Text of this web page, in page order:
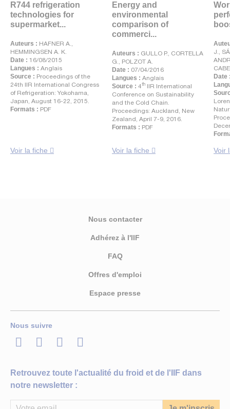
R744 refrigeration
technologies for
supermarket...
Auteurs : HAFNER A.,
HEMMINGSEN A. K.
Date : 16/08/2015
Langues : Anglais
Source : Proceedings of the
24th IIR International Congress
of Refrigeration: Yokohama,
Japan, August 16-22, 2015.
Formats : PDF
Voir la fiche
Energy and
environmental
comparison of
commerci...
Auteurs : GULLO P., CORTELLA
G., POLZOT A.
Date : 07/04/2016
Langues : Anglais
Source : 4th IIR International
Conference on Sustainability
and the Cold Chain.
Proceedings: Auckland, New
Zealand, April 7-9, 2016.
Formats : PDF
Voir la fiche
J.,
Date
Voir
Nous contacter
Adhérez à l'IIF
FAQ
Offres d'emploi
Espace presse
Nous suivre
LinkedIn
TwitterFacebook
Youtube
Retrouvez toute l'actualité du froid et de l'IIF dans
notre newsletter :